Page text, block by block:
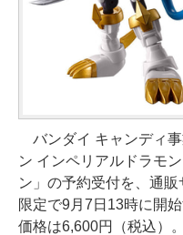
バンダイ キャンディ
ン インペリアルドラモ
ン」の予約受付を、通販
限定で9月7日13時に開
価格は6,600円（税込）。